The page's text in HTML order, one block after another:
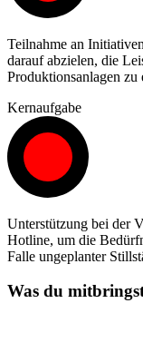
Teilnahme an
darauf abzielen, die
Produktionsanlagen zu
Kernaufgabe
Unterstützung bei der
Hotline, um die
Falle ungeplanter
Was du